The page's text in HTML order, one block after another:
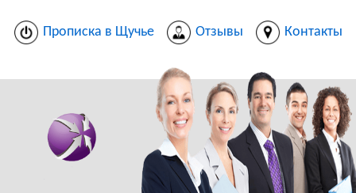
Прописка в Щучье Отзывы Контакты